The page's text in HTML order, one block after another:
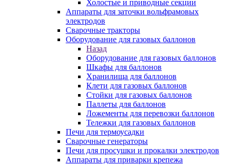
Холостые и приводные секции
Аппараты для заточки вольфрамовых
электродов
Сварочные тракторы
Оборудование для газовых баллонов
Назад
Оборудование для газовых баллонов
Шкафы для баллонов
Хранилища для баллонов
Клети для газовых баллонов
Стойки для газовых баллонов
Паллеты для баллонов
Ложементы для перевозки баллонов
Тележки для газовых баллонов
Печи для термоусадки
Сварочные генераторы
Печи для просушки и прокалки электродов
Аппараты для приварки крепежа